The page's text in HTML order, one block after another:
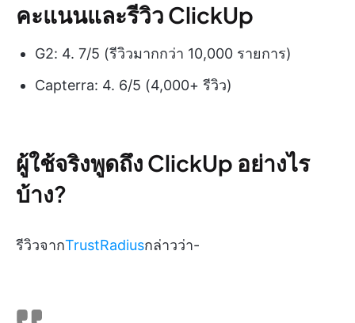
คะแนนและรีวิว ClickUp
G2: 4. 7/5 (รีวิวมากกว่า 10,000 รายการ)
Capterra: 4. 6/5 (4,000+ รีวิว)
ผู้ใช้จริงพูดถึง ClickUp อย่างไร
บ้าง?
รีวิวจากTrustRadiusกล่าวว่า-